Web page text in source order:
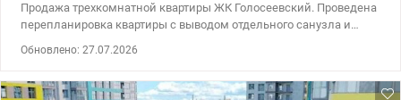
Продажа трехкомнатной квартиры ЖК Голосеевский. Проведена
перепланировка квартиры с выводом отдельного санузла и
студию. Есть дизайн-проект, реализуемый или возможность
Обновлено: 27.07.2026